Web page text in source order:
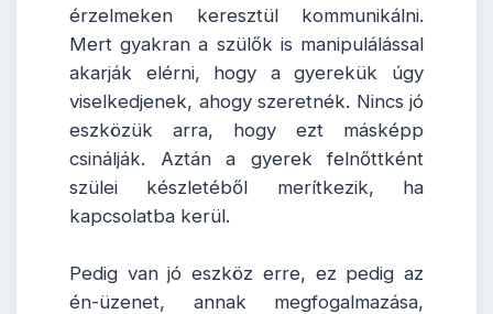
érzelmeken keresztül kommunikálni.
Mert gyakran a szülők is manipulálással
akarják elérni, hogy a gyerekük úgy
viselkedjenek, ahogy szeretnék. Nincs jó
eszközük arra, hogy ezt másképp
csinálják. Aztán a gyerek felnőttként
szülei készletéből merítkezik, ha
kapcsolatba kerül.
Pedig van jó eszköz erre, ez pedig az
én-üzenet, annak megfogalmazása,